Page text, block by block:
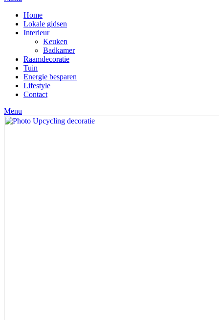
Home
Lokale gidsen
Interieur
Keuken
Badkamer
Raamdecoratie
Tuin
Energie besparen
Lifestyle
Contact
Menu